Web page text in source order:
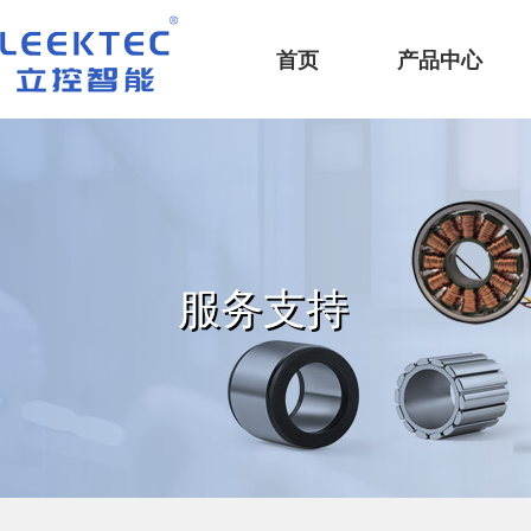
深圳市立控智能科技有限公司
首页
产品中心
服务支持